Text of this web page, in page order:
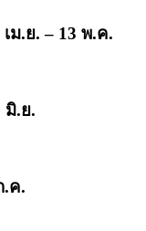
ม.ย. – 13 พ.ค.
มิ.ย.
.ค.